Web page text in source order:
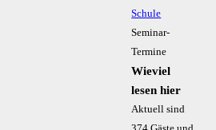
Seminar-
Termine
Wieviel
lesen hier
Aktuell sind